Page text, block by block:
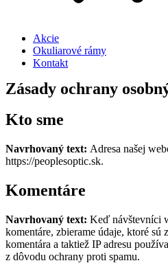
Akcie
Okuliarové rámy
Kontakt
Zásady ochrany
Kto sme
Navrhovaný text: Adresa našej
https://peoplesoptic.sk.
Komentáre
Navrhovaný text: Keď návštevníci
komentáre, zbierame údaje, ktoré sú
komentára a taktiež IP adresu
z dôvodu ochrany proti spamu.